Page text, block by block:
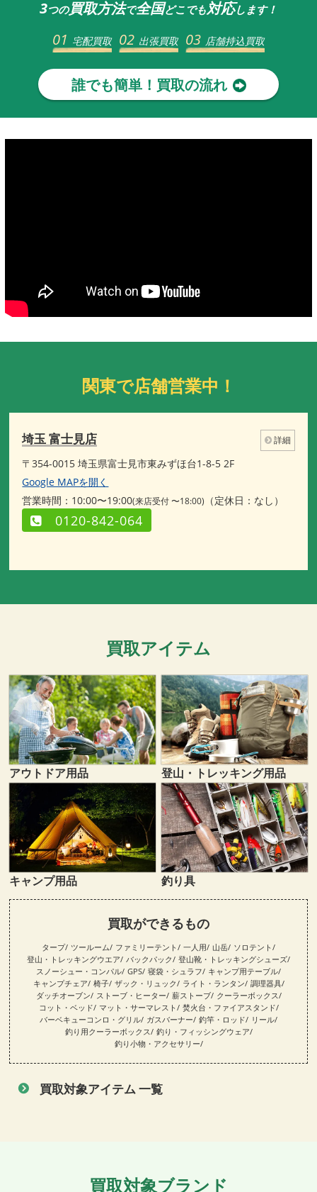
3つの買取方法で全国どこでも対応します！
01 宅配買取 02 出張買取 03 店舗持込買取
誰でも簡単！買取の流れ
関東で店舗営業中！
埼玉 富士見店 詳細
〒354-0015 埼玉県富士見市東みずほ台1-8-5 2F
Google MAPを開く
営業時間：10:00〜19:00(来店受付 〜18:00) （定休日：なし）
0120-842-064
買取アイテム
アウトドア用品 登山・トレッキング用品
キャンプ用品 釣り具
買取ができるもの
タープ ツールーム ファミリーテント 一人用 山岳 ソロテント
登山・トレッキングウエア
バックパック
登山靴・トレッキングシューズ
スノーシュー・コンパル GPS 寝袋・シュラフ
キャンプ用テーブル
キャンプチェア 椅子 ザック・リュック ライト・ランタン 調理器具
ダッチオーブン
ストーブ・ヒーター 薪ストーブ
クーラーボックス
コット・ベッド
マット・サーマレスト
焚火台・ファイアスタンド
バーベキューコンロ・グリル ガスバーナー 釣竿・ロッド
リール
釣り用クーラーボックス
釣り・フィッシングウェア
釣り小物・アクセサリー
買取対象アイテム 一覧
買取対象ブランド